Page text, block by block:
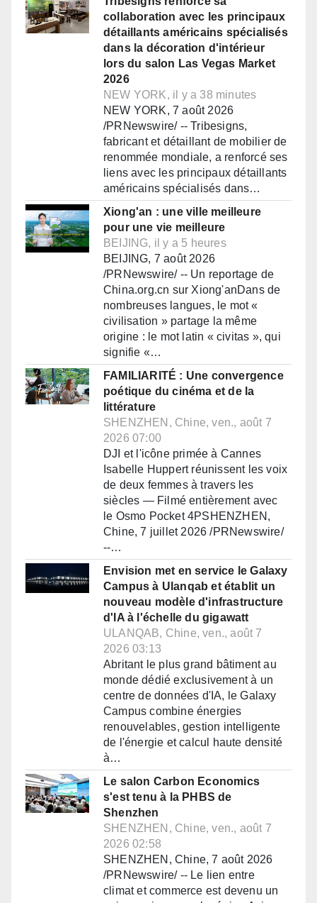
collaboration avec les principaux
détaillants américains spécialisés
dans la décoration d'intérieur
lors du salon Las Vegas Market
2026
NEW YORK, il y a 38 minutes
NEW YORK, 7 août 2026
/PRNewswire/ -- Tribesigns,
fabricant et détaillant de mobilier de
renommée mondiale, a renforcé ses
liens avec les principaux détaillants
américains spécialisés dans…
Xiong'an : une ville meilleure
pour une vie meilleure
BEIJING, il y a 5 heures
BEIJING, 7 août 2026
/PRNewswire/ -- Un reportage de
China.org.cn sur Xiong'anDans de
nombreuses langues, le mot «
civilisation » partage la même
origine : le mot latin « civitas », qui
signifie «…
FAMILIARITÉ : Une convergence
poétique du cinéma et de la
littérature
SHENZHEN, Chine, ven., août 7
2026 07:00
DJI et l'icône primée à Cannes
Isabelle Huppert réunissent les voix
de deux femmes à travers les
siècles — Filmé entièrement avec
le Osmo Pocket 4PSHENZHEN,
Chine, 7 juillet 2026 /PRNewswire/
--…
Envision met en service le Galaxy
Campus à Ulanqab et établit un
nouveau modèle d'infrastructure
d'IA à l'échelle du gigawatt
ULANQAB, Chine, ven., août 7
2026 03:13
Abritant le plus grand bâtiment au
monde dédié exclusivement à un
centre de données d'IA, le Galaxy
Campus combine énergies
renouvelables, gestion intelligente
de l'énergie et calcul haute densité
à…
Le salon Carbon Economics
s'est tenu à la PHBS de
Shenzhen
SHENZHEN, Chine, ven., août 7
2026 02:58
SHENZHEN, Chine, 7 août 2026
/PRNewswire/ -- Le lien entre
climat et commerce est devenu un